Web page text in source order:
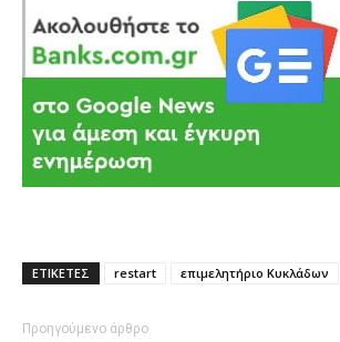
ΕΤΙΚΕΤΕΣ restart επιμελητήριο Κυκλάδων
Προηγούμενο άρθρο